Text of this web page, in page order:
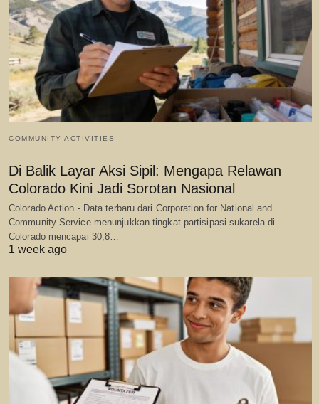
COMMUNITY ACTIVITIES
Di Balik Layar Aksi Sipil: Mengapa Relawan
Colorado Kini Jadi Sorotan Nasional
Colorado Action - Data terbaru dari Corporation for National and
Community Service menunjukkan tingkat partisipasi sukarela di
Colorado mencapai 30,8…
1 week ago